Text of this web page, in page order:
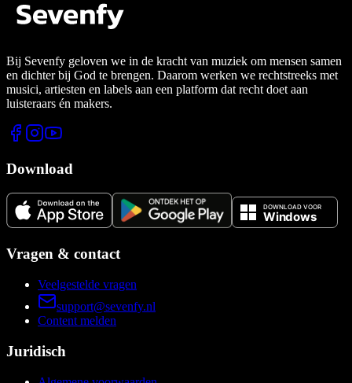
Bij Sevenfy geloven we in de kracht van muziek om mensen samen
en dichter bij God te brengen. Daarom werken we rechtstreeks met
musici, artiesten en labels aan een platform dat recht doet aan
luisteraars én makers.
Download
Vragen & contact
Veelgestelde vragen
support@sevenfy.nl
Content melden
Juridisch